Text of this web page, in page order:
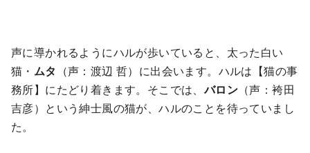
声に導かれるようにハルが歩いていると、太った白い
猫・ ムタ （声：渡辺 哲）に出会います。ハルは【猫の事
務所】にたどり着きます。そこでは、バロン （声：袴田
吉彦）という紳士風の猫が、ハルのことを待っていまし
た。